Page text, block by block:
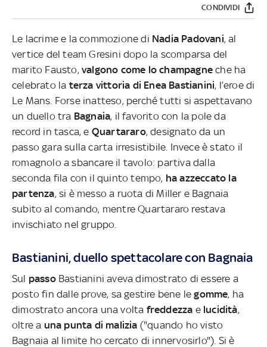
CONDIVIDI
Le lacrime e la commozione di Nadia Padovani, al
vertice del team Gresini dopo la scomparsa del
marito Fausto, valgono come lo champagne che ha
celebrato la terza vittoria di Enea Bastianini, l’eroe di
Le Mans. Forse inatteso, perché tutti si aspettavano
un duello tra Bagnaia, il favorito con la pole da
record in tasca, e Quartararo, designato da un
passo gara sulla carta irresistibile. Invece è stato il
romagnolo a sbancare il tavolo: partiva dalla
seconda fila con il quinto tempo, ha azzeccato la
partenza, si è messo a ruota di Miller e Bagnaia
subito al comando, mentre Quartararo restava
invischiato nel gruppo.
Bastianini, duello spettacolare con Bagnaia
Sul passo Bastianini aveva dimostrato di essere a
posto fin dalle prove, sa gestire bene legomme, ha
dimostrato ancora una volta freddezza e lucidità,
oltre a una punta di malizia ("quando ho visto
Bagnaia al limite ho cercato di innervosirlo"). Si è